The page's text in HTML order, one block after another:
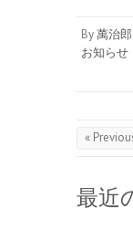
By萬治郎
お知らせ
«
最近